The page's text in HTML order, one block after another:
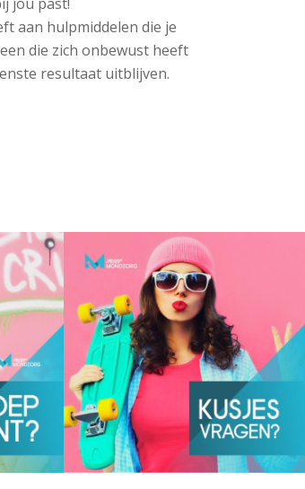
aan hulpmiddelen die je
die zich onbewust heeft
resultaat uitblijven.